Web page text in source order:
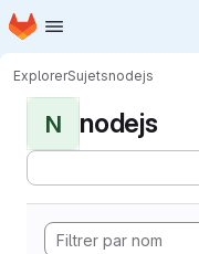
Passer au contenu principal
Page d'accueil
ExplorerSujetsnodejs
N nodejs